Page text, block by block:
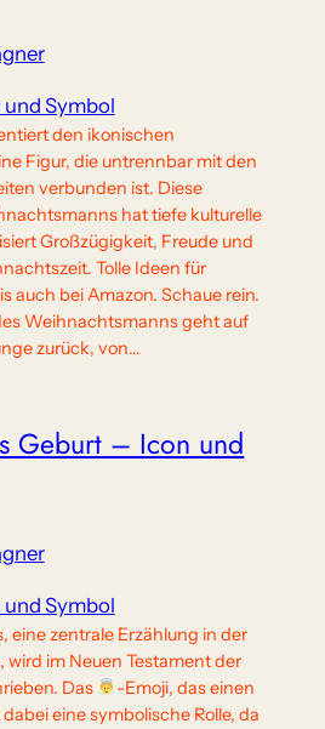
und Symbol
den ikonischen
Figur, die untrennbar mit den
verbunden ist. Diese
hat tiefe kulturelle
Großzügigkeit, Freude und
Tolle Ideen für
auch bei Amazon. Schaue rein.
Weihnachtsmanns geht auf
zurück, von…
Geburt – Icon und
und Symbol
eine zentrale Erzählung in der
wird im Neuen Testament der
Das
-Emoji, das einen
eine symbolische Rolle, da